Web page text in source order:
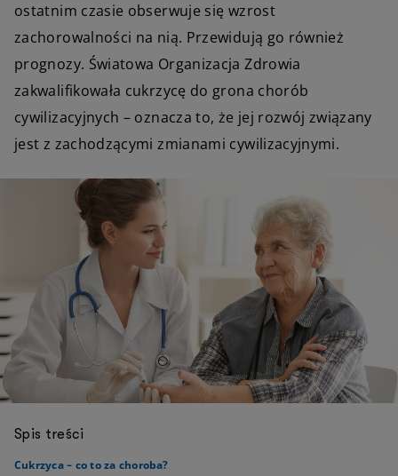
ostatnim czasie obserwuje się wzrost
zachorowalności na nią. Przewidują go również
prognozy. Światowa Organizacja Zdrowia
zakwalifikowała cukrzycę do grona chorób
cywilizacyjnych – oznacza to, że jej rozwój związany
jest z zachodzącymi zmianami cywilizacyjnymi.
Spis treści
Cukrzyca – co to za choroba?